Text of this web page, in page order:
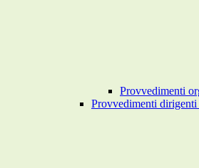
Provvedimenti
Provvedimenti